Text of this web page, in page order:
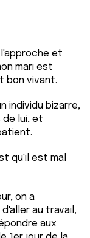
et
mari est
bon vivant.
individu bizarre,
de lui, et
qu'il est mal
on a
au travail,
aux